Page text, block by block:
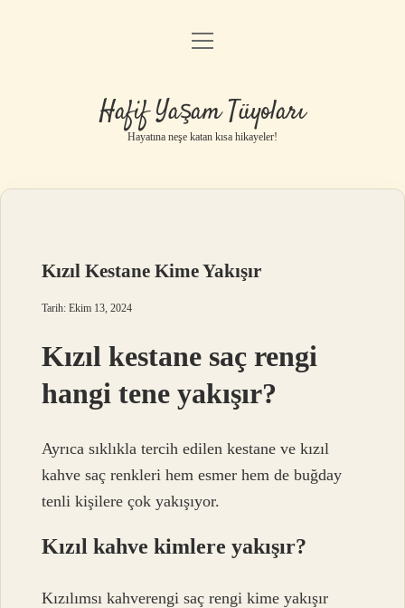
Anasayfa
Yasal Uyarı
menüyü
Hafif Yaşam Tüyoları
Hayatına neşe katan kısa hikayeler!
Kızıl Kestane Kime Yakışır
Tarih: Ekim 13, 2024
Kızıl kestane saç rengi
hangi tene yakışır?
Ayrıca sıklıkla tercih edilen kestane ve kızıl
kahve saç renkleri hem esmer hem de buğday
tenli kişilere çok yakışıyor.
Kızıl kahve kimlere yakışır?
Kızılımsı kahverengi saç rengi kime yakışır